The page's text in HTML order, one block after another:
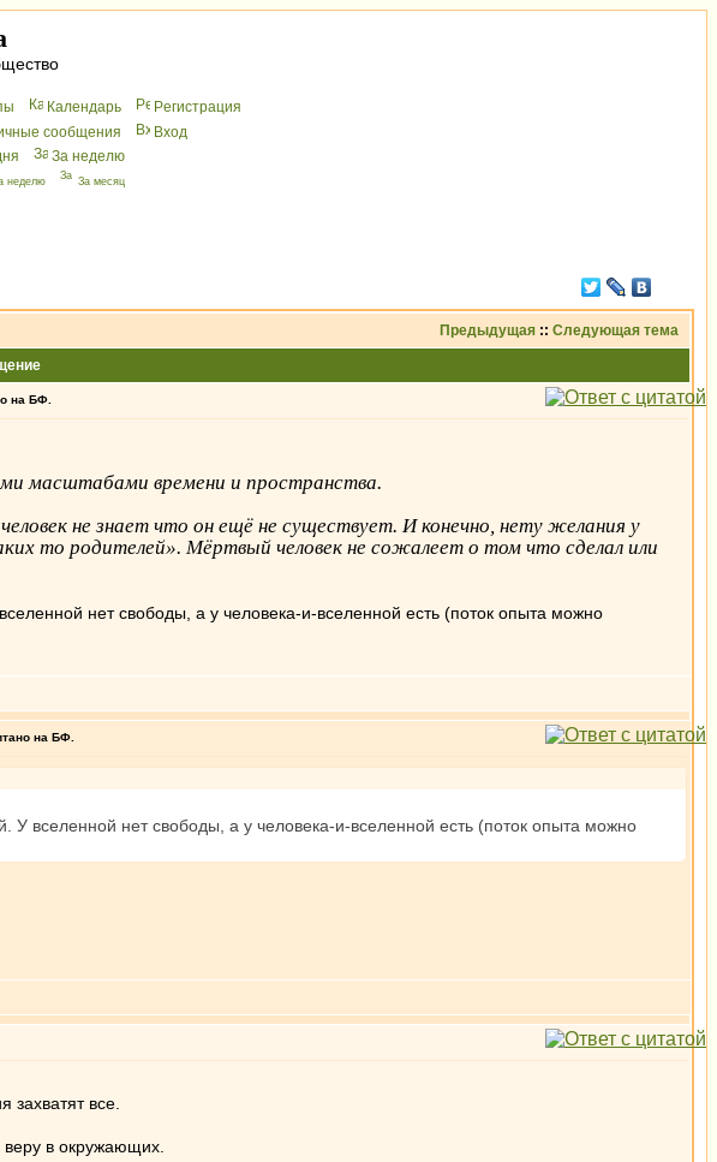
Календарь
Peгиcтрaция
сообщения
Вхoд
За неделю
неделю За месяц
Предыдущая :: Следующая тема
на БФ.
масштабами времени и пространства.
не знает что он ещё не существует. И конечно, нету желания у
то родителей». Мёртвый человек не сожалеет о том что сделал или
нет свободы, а у человека-и-вселенной есть (поток опыта можно
на БФ.
вселенной нет свободы, а у человека-и-вселенной есть (поток опыта можно
все.
в окружающих.